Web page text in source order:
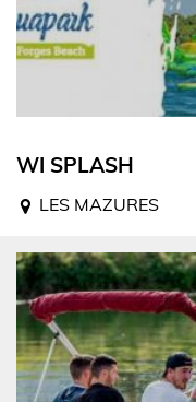
WI SPLASH
LES MAZURES